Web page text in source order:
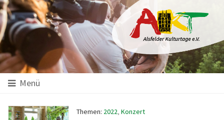
Startseite
Hauptinhalt
Menü
Themen: 2022,Konzert